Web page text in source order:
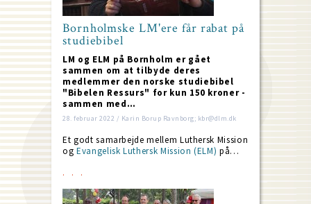
Bornholmske LM'ere får rabat på
studiebibel
LM og ELM på Bornholm er gået
sammen om at tilbyde deres
medlemmer den norske studiebibel
"Bibelen Ressurs" for kun 150 kroner -
sammen med…
28. februar 2022 / Karin Borup Ravnborg; kbr@dlm.dk
Et godt samarbejde mellem Luthersk Mission
og Evangelisk Luthersk Mission (ELM) på…